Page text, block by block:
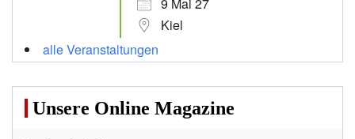
9 Mai 27
Kiel
alle Veranstaltungen
Unsere Online Magazine